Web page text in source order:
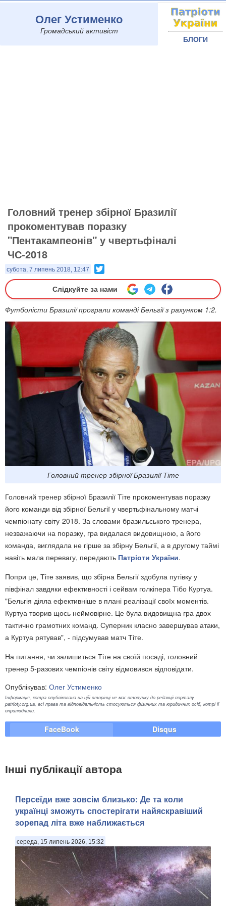
Олег Устименко
Громадський активіст
БЛОГИ
Головний тренер збірної Бразилії
прокоментував поразку
"Пентакампеонів" у чвертьфіналі
ЧС-2018
субота, 7 липень 2018, 12:47
Слідкуйте за нами
Футболісти Бразилії програли команді Бельгії з рахунком 1:2.
Головний тренер збірної Бразилії Тіте
Головний тренер збірної Бразилії Тіте прокоментував поразку
його команди від збірної Бельгії у чвертьфінальному матчі
чемпіонату-світу-2018. За словами бразильського тренера,
незважаючи на поразку, гра видалася видовищною, а його
команда, виглядала не гірше за збірну Бельгії, а в другому таймі
навіть мала перевагу, передають Патріоти України.
Попри це, Тіте заявив, що збірна Бельгії здобула путівку у
півфінал завдяки ефективності і сейвам голкіпера Тібо Куртуа.
"Бельгія діяла ефективніше в плані реалізації своїх моментів.
Куртуа творив щось неймовірне. Це була видовищна гра двох
тактично грамотних команд. Суперник класно завершував атаки,
а Куртуа рятував", - підсумував матч Тіте.
На питання, чи залишиться Тіте на своїй посаді, головний
тренер 5-разових чемпіонів світу відмовився відповідати.
Опублікував: Олег Устименко
Інформація, котра опублікована на цій сторінці не має стосунку до редакції порталу
patrioty.org.ua, всі права та відповідальність стосуються фізичних та юридичних осіб, котрі її
оприлюднили.
FaceBook Disqus
Інші публікації автора
Персеїди вже зовсім близько: Де та коли
українці зможуть спостерігати найяскравіший
зорепад літа вже наближається
середа, 15 липень 2026, 15:32